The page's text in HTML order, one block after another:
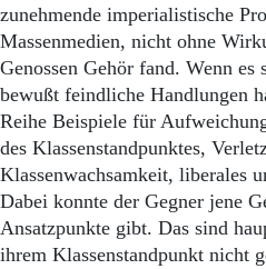
zunehmende imperialistische
Massenmedien, nicht ohne
Genossen Gehör fand. Wenn
bewußt feindliche Handlungen
Reihe Beispiele für
des Klassenstandpunktes,
Klassenwachsamkeit, liberales
Dabei konnte der Gegner jene
Ansatzpunkte gibt. Das sind
ihrem Klassenstandpunkt nicht